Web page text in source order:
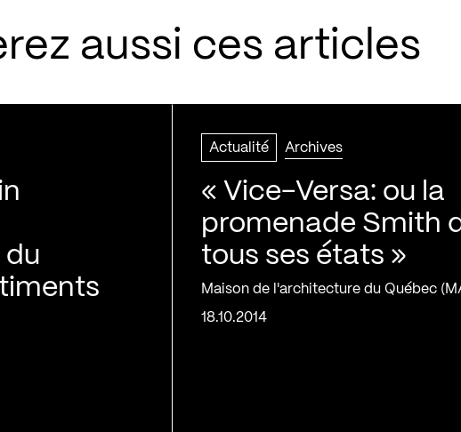
aussi ces articles
Actualité Archives
« Vice-Versa: ou la
promenade Smith
tous ses états »
Maison de l'architecture du Québec
18.10.2014